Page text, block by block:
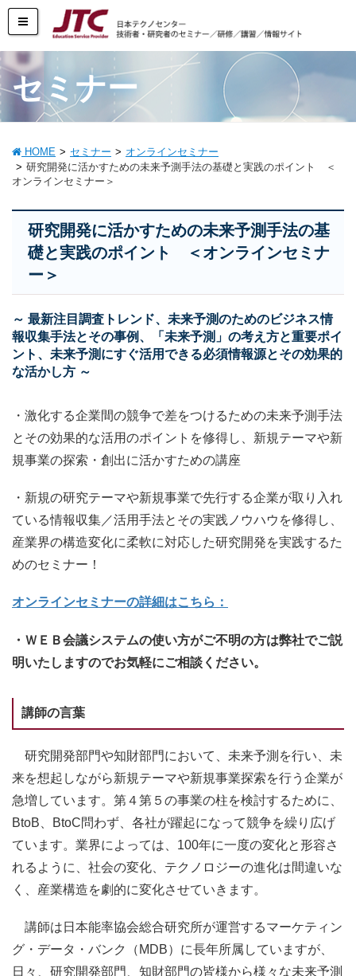
セミナー
HOME セミナー
オンラインセミナー
研究開発に活かすための未来予測手法の基礎と実践のポイント ＜
オンラインセミナー＞
研究開発に活かすための未来予測手法の基
礎と実践のポイント ＜オンラインセミナ
ー＞
～ 最新注目調査トレンド、未来予測のためのビジネス情
報収集手法とその事例、「未来予測」の考え方と重要ポイ
ント、未来予測にすぐ活用できる必須情報源とその効果的
な活かし方 ～
・激化する企業間の競争で差をつけるための未来予測手法
とその効果的な活用のポイントを修得し、新規テーマや新
規事業の探索・創出に活かすための講座
・新規の研究テーマや新規事業で先行する企業が取り入れ
ている情報収集／活用手法とその実践ノウハウを修得し、
産業界の構造変化に柔軟に対応した研究開発を実践するた
めのセミナー！
オンラインセミナーの詳細はこちら：
・ＷＥＢ会議システムの使い方がご不明の方は弊社でご説
明いたしますのでお気軽にご相談ください。
講師の言葉
研究開発部門や知財部門において、未来予測を行い、未
来を想起しながら新規テーマや新規事業探索を行う企業が
急増しています。第４第５の事業の柱を検討するために、
BtoB、BtoC問わず、各社が躍起になって競争を繰り広げ
ています。業界によっては、100年に一度の変化と形容さ
れるように、社会の変化、テクノロジーの進化は間違いな
く、産業構造を劇的に変化させていきます。
講師は日本能率協会総合研究所が運営するマーケティン
グ・データ・バンク（MDB）に長年所属していますが、
日々、研究開発部門、知財部門の皆様から様々な未来予測